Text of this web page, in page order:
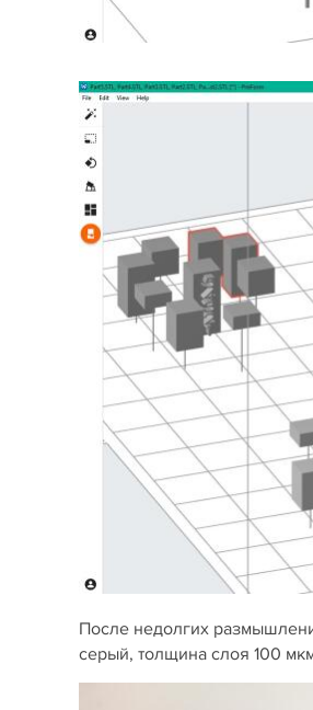
После недолгих
серый, толщина слоя 100